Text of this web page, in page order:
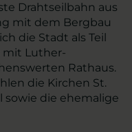
Drahtseilbahn aus
mit dem Bergbau
die Stadt als Teil
mit Luther-
Rathaus.
die Kirchen St.
sowie die ehemalige